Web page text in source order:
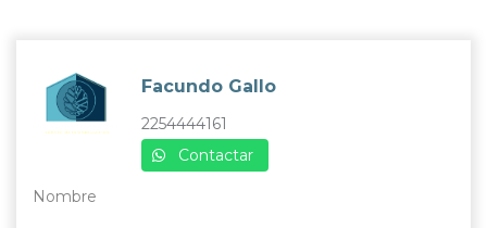
Facundo Gallo
2254444161
Contactar
Nombre